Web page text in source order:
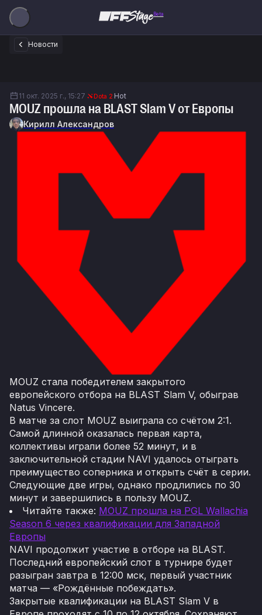
Beta
Новости
11 окт. 2025 г., 15:27 Dota 2 Hot
MOUZ прошла на BLAST Slam V от Европы
Кирилл Александров
MOUZ стала победителем закрытого
европейского отбора на BLAST Slam V, обыграв
Natus Vincere.
В матче за слот MOUZ выиграла со счётом 2:1.
Самой длинной оказалась первая карта,
коллективы играли более 52 минут, и в
заключительной стадии NAVI удалось отыграть
преимущество соперника и открыть счёт в серии.
Следующие две игры, однако продлились по 30
минут и завершились в пользу MOUZ.
Читайте также: MOUZ прошла на PGL Wallachia
Season 6 через квалификации для Западной
Европы
NAVI продолжит участие в отборе на BLAST.
Последний европейский слот в турнире будет
разыгран завтра в 12:00 мск, первый участник
матча — «Рождённые побеждать».
Закрытые квалификации на BLAST Slam V в